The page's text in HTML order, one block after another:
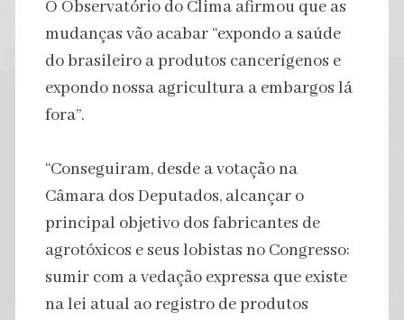
O Observatório do Clima afirmou que as
mudanças vão acabar “expondo a saúde
do brasileiro a produtos cancerígenos e
expondo nossa agricultura a embargos lá
fora”.
“Conseguiram, desde a votação na
Câmara dos Deputados, alcançar o
principal objetivo dos fabricantes de
agrotóxicos e seus lobistas no Congresso:
sumir com a vedação expressa que existe
na lei atual ao registro de produtos